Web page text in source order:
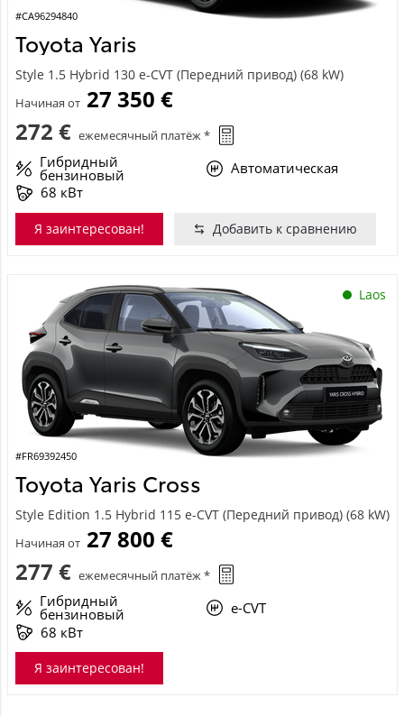
#CA96294840
Toyota Yaris
Style 1.5 Hybrid 130 e-CVT (Передний привод) (68 kW)
Начиная от 27 350 €
272 € ежемесячный платёж *
Гибридный
бензиновый
Автоматическая
68 кВт
Я заинтересован! Добавить к сравнению
Laos
#FR69392450
Toyota Yaris Cross
Style Edition 1.5 Hybrid 115 e-CVT (Передний привод) (68 kW)
Начиная от 27 800 €
277 € ежемесячный платёж *
Гибридный
бензиновый
e-CVT
68 кВт
Я заинтересован!